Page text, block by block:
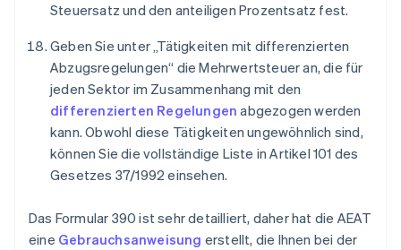
Steuersatz und den anteiligen Prozentsatz fest.
Geben Sie unter „Tätigkeiten mit differenzierten
Abzugsregelungen“ die Mehrwertsteuer an, die für
jeden Sektor im Zusammenhang mit den
differenzierten Regelungen abgezogen werden
kann. Obwohl diese Tätigkeiten ungewöhnlich sind,
können Sie die vollständige Liste in Artikel 101 des
Gesetzes 37/1992 einsehen.
Das Formular 390 ist sehr detailliert, daher hat die AEAT
eine Gebrauchsanweisung erstellt, die Ihnen bei der